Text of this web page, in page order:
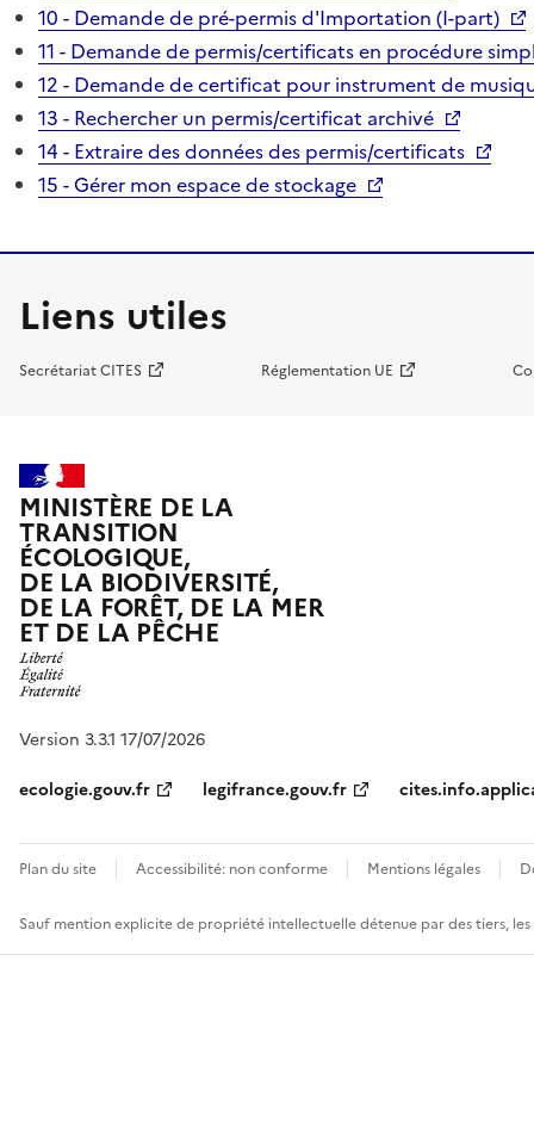
10 - Demande de pré-permis d'Importation (I-part)
11 - Demande de permis/certificats en procédure
12 - Demande de certificat pour instrument de
13 - Rechercher un permis/certificat archivé
14 - Extraire des données des permis/certificats
15 - Gérer mon espace de stockage
Liens utiles
Secrétariat CITES Réglementation UE
MINISTÈRE DE LA
TRANSITION
ÉCOLOGIQUE,
DE LA BIODIVERSITÉ,
DE LA FORÊT, DE LA MER
ET DE LA PÊCHE
Version 3.3.1 17/07/2026
ecologie.gouv.fr
legifrance.gouv.fr
Plan du site Accessibilité: non conforme Mentions légales
Sauf mention explicite de propriété intellectuelle détenue par des tiers,